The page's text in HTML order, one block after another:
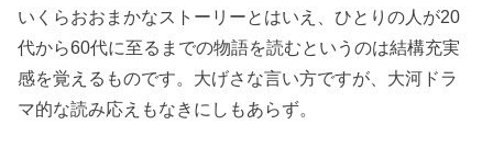
いくらおおまかなストーリーとはいえ、ひとりの人が20
代から60代に至るまでの物語を読むというのは結構充実
感を覚えるものです。大げさな言い方ですが、大河ドラ
マ的な読み応えもなきにしもあらず。